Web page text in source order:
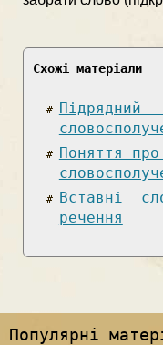
Схожі матеріали
Поняття
Вставні
речення
Популярні